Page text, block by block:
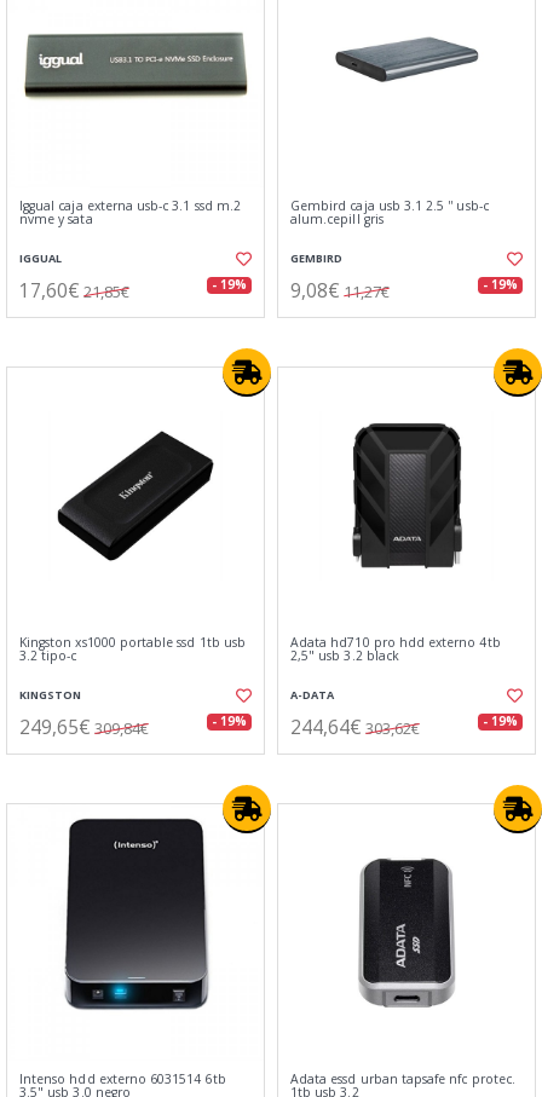
Iggual caja externa usb-c 3.1 ssd m.2
nvme y sata
IGGUAL
17,60€ 21,85€ - 19%
Gembird caja usb 3.1 2.5 '' usb-c
alum.cepill gris
GEMBIRD
9,08€ 11,27€ - 19%
Kingston xs1000 portable ssd 1tb usb
3.2 tipo-c
KINGSTON
249,65€ 309,84€ - 19%
Adata hd710 pro hdd externo 4tb
2,5" usb 3.2 black
A-DATA
244,64€ 303,62€ - 19%
Intenso hdd externo 6031514 6tb
3.5" usb 3.0 negro
Adata essd urban tapsafe nfc protec.
1tb usb 3.2